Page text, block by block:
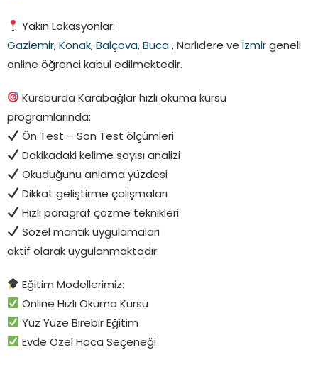
Yakın Lokasyonlar:
Gaziemir, Konak, Balçova, Buca , Narlıdere ve İzmir geneli
online öğrenci kabul edilmektedir.
Kursburda Karabağlar hızlı okuma kursu
programlarında:
Ön Test – Son Test ölçümleri
Dakikadaki kelime sayısı analizi
Okuduğunu anlama yüzdesi
Dikkat geliştirme çalışmaları
Hızlı paragraf çözme teknikleri
Sözel mantık uygulamaları
aktif olarak uygulanmaktadır.
Eğitim Modellerimiz:
Online Hızlı Okuma Kursu
Yüz Yüze Birebir Eğitim
Evde Özel Hoca Seçeneği